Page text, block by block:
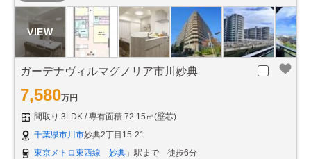
ガーデナヴィルマグノリア市川妙典
7,580万円
間取り:3LDK
専有面積:72.15㎡(壁芯)
千葉県市川市妙典2丁目15-21
東京メトロ東西線 「 妙典 」駅まで 徒歩6分